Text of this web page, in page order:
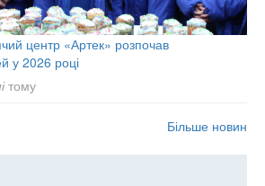
центр «Артек» розпочав
у 2026 році
тому
Більше новин